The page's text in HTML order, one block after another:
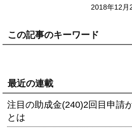
2018年12月
この記事のキーワード
最近の連載
注目の助成金(240)2回目申請
とは